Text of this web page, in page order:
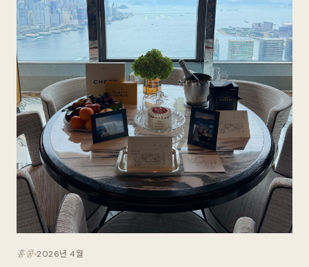
홍콩 2026년 4월